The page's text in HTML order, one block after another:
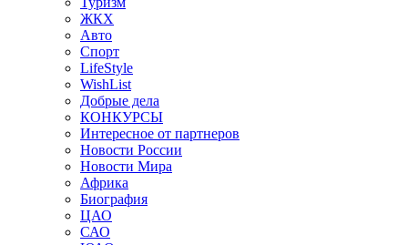
ЖКХ
Авто
Спорт
LifeStyle
WishList
Добрые дела
КОНКУРСЫ
Интересное от партнеров
Новости России
Новости Мира
Африка
Биография
ЦАО
САО